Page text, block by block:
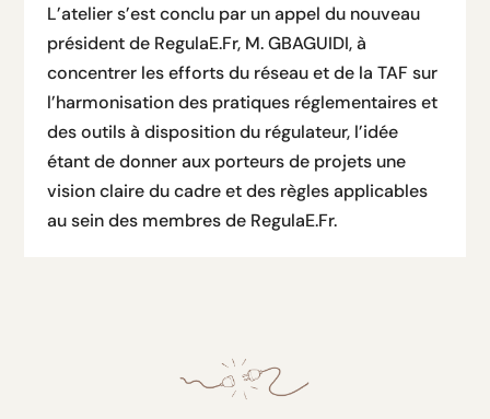
L’atelier s’est conclu par un appel du nouveau
président de RegulaE.Fr, M. GBAGUIDI, à
concentrer les efforts du réseau et de la TAF sur
l’harmonisation des pratiques réglementaires et
des outils à disposition du régulateur, l’idée
étant de donner aux porteurs de projets une
vision claire du cadre et des règles applicables
au sein des membres de RegulaE.Fr.